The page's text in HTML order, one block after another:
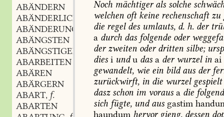
ABÄNDERN
ABÄNDERLICH
ABÄNDERUNG
ABÄNGSTEN
ABÄNGSTIGEN
ABARBEITEN
ABÄREN
ABÄRGERN
ABART, f.
ABARTEN
Noch mächtigerals solche
welchen oftkeine rechenschaftzu
die regeldes umlauts, d. h. der
a durch das folgende oder
derzweiten oderdritten silbe;
dies i undu das a derwurzelin ai
gewandelt, wie ein bildaus der
zurückwirft, in die wurzelgespielt
daszschon im voraus a die
sich fügte, undaus gastim
haundum hervorgieng, dessen